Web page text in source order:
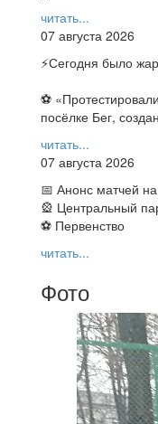
читать...
07 августа 2026
⚡️Сегодня было
⚽
посёлке Бег,
читать...
07 августа 2026
📅 Анонс матчей
🎡 Центральный
⚽ Первенство
читать...
Фото